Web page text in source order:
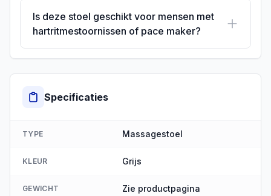
Is deze stoel geschikt voor mensen met
hartritmestoornissen of pace maker?
Specificaties
TYPE Massagestoel
KLEUR Grijs
GEWICHT Zie productpagina